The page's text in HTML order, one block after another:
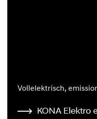
Vollelektrisch,
KONA Elektro